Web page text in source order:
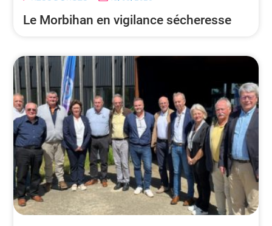
Le Morbihan en vigilance sécheresse